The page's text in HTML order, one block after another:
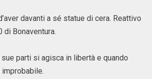
davanti a sé statue di cera. Reattivo
Bonaventura.
parti si agisca in libertà e quando
improbabile.